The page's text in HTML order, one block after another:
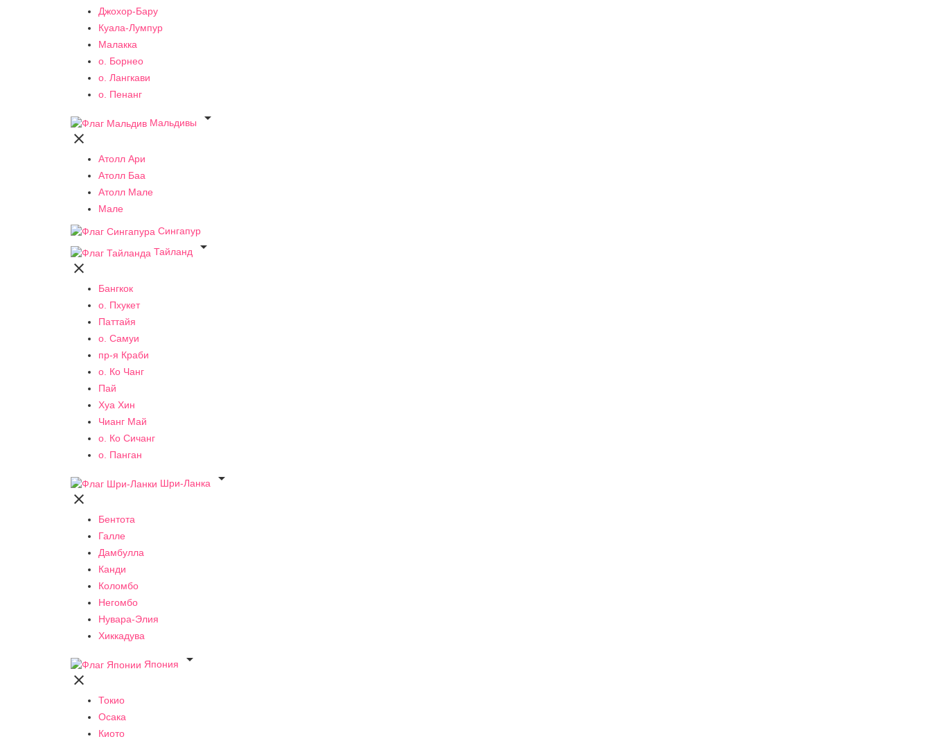
Джохор-Бару
Куала-Лумпур
Малакка
о. Борнео
о. Лангкави
о. Пенанг
Мальдивы


Атолл Ари
Атолл Баа
Атолл Мале
Мале
Сингапур
Тайланд


Бангкок
о. Пхукет
Паттайя
о. Самуи
пр-я Краби
о. Ко Чанг
Пай
Хуа Хин
Чианг Май
о. Ко Сичанг
о. Панган
Шри-Ланка


Бентота
Галле
Дамбулла
Канди
Коломбо
Негомбо
Нувара-Элия
Хиккадува
Япония


Токио
Осака
Киото